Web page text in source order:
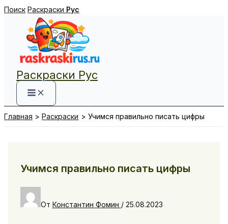
Перейти
содержимому
Поиск Раскраски Рус
Раскраски Рус
Главная Раскраски Учимся правильно писать цифры
Учимся правильно писать цифры
От Константин Фомин / 25.08.2023